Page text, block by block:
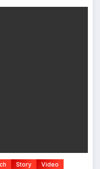
Story
Video